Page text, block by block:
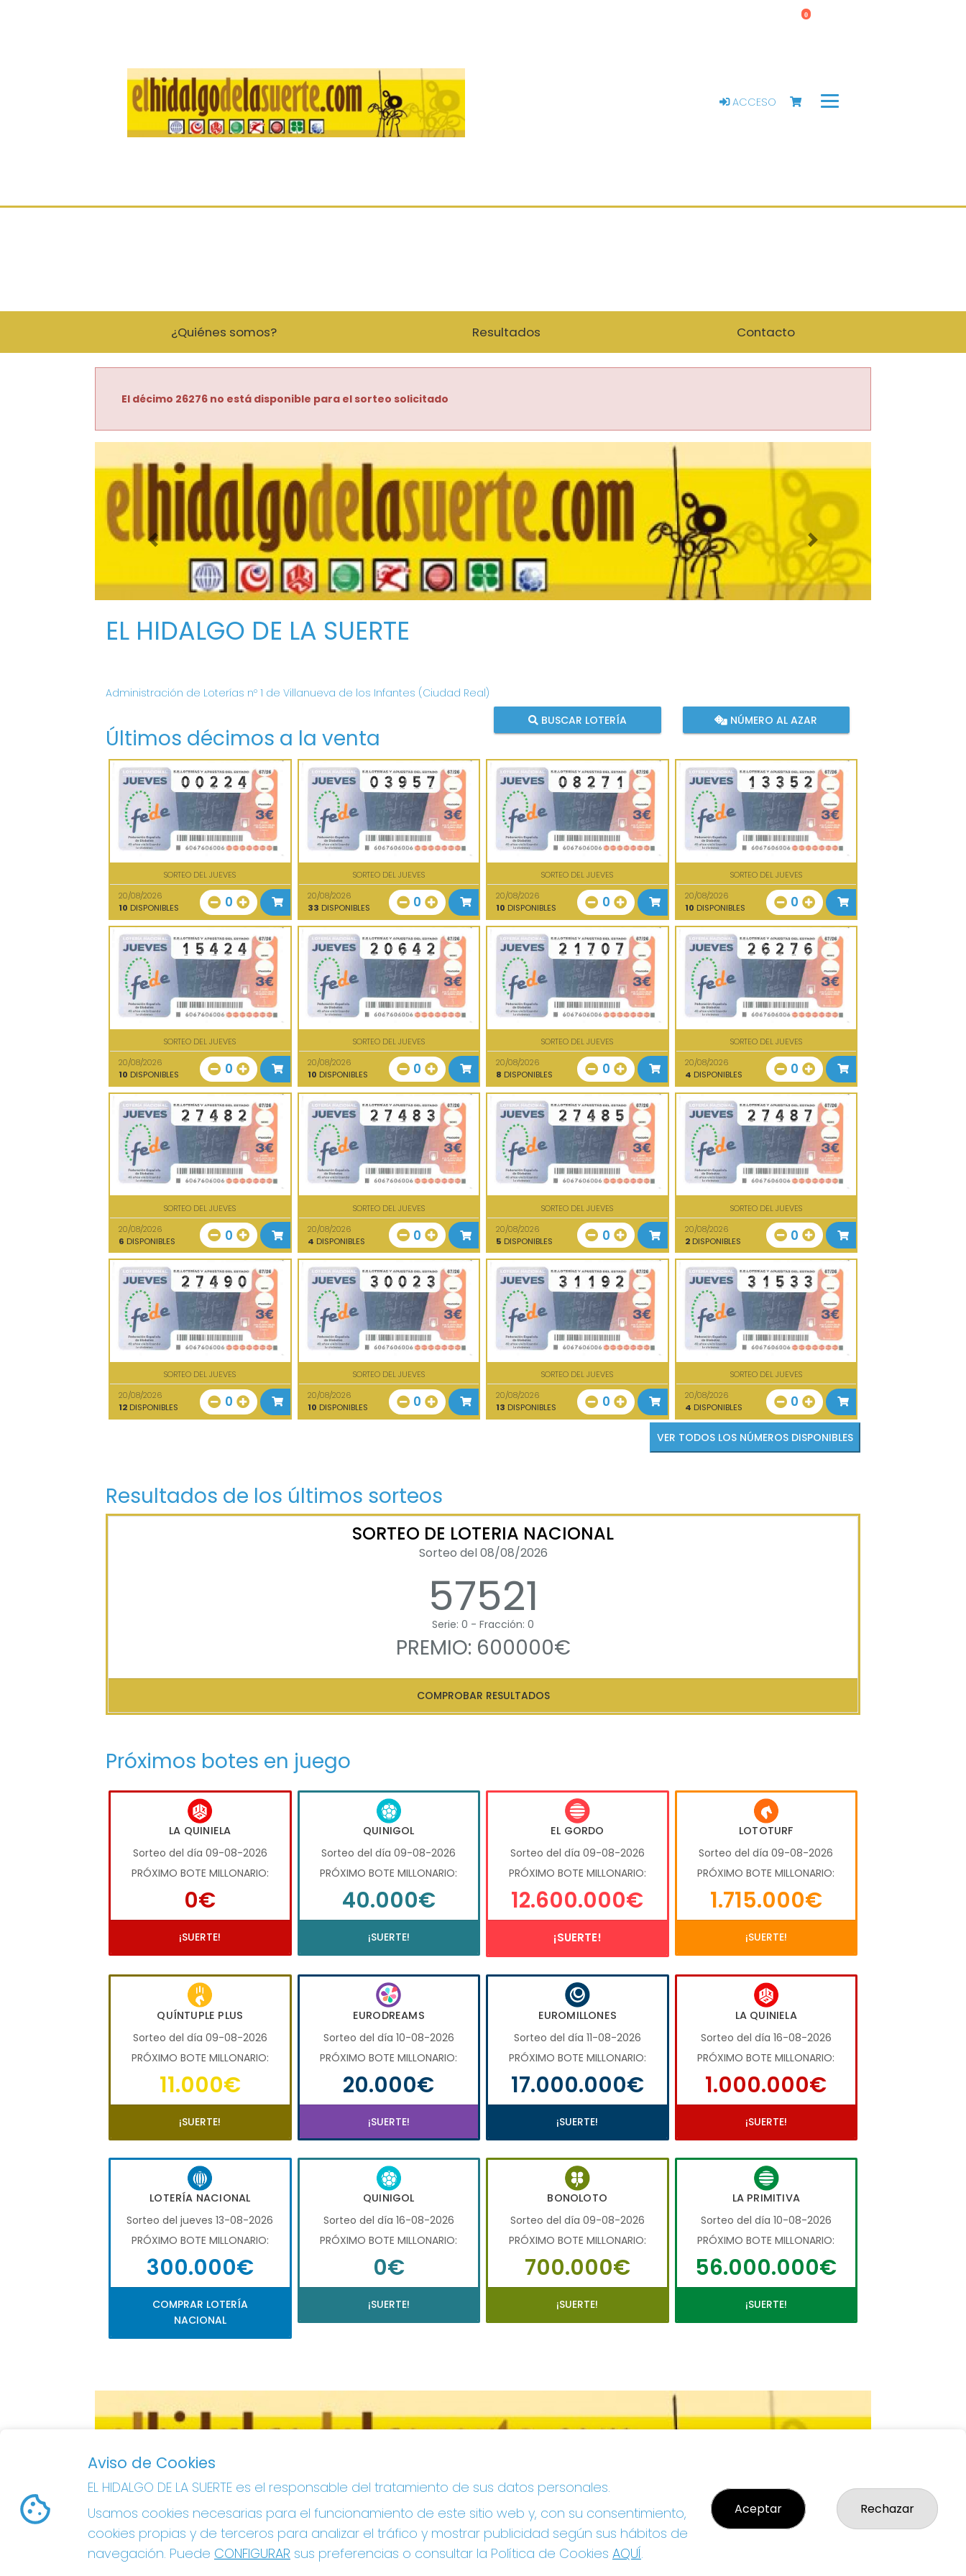
ACCESO
0
¿Quiénes somos? Resultados Contacto
El décimo 26276 no está disponible para el sorteo solicitado
Imagen anterior Imagen siguiente
EL HIDALGO DE LA SUERTE
Administración de Loterías nº 1 de Villanueva de los Infantes (Ciudad Real)
Últimos décimos a la venta
BUSCAR LOTERÍA NÚMERO AL AZAR
SORTEO DEL JUEVES
20/08/2026
10 DISPONIBLES 0
SORTEO DEL JUEVES
20/08/2026
33 DISPONIBLES 0
SORTEO DEL JUEVES
20/08/2026
10 DISPONIBLES 0
SORTEO DEL JUEVES
20/08/2026
10 DISPONIBLES 0
SORTEO DEL JUEVES
20/08/2026
10 DISPONIBLES 0
SORTEO DEL JUEVES
20/08/2026
10 DISPONIBLES 0
SORTEO DEL JUEVES
20/08/2026
8 DISPONIBLES 0
SORTEO DEL JUEVES
20/08/2026
4 DISPONIBLES 0
SORTEO DEL JUEVES
20/08/2026
6 DISPONIBLES 0
SORTEO DEL JUEVES
20/08/2026
4 DISPONIBLES 0
SORTEO DEL JUEVES
20/08/2026
5 DISPONIBLES 0
SORTEO DEL JUEVES
20/08/2026
2DISPONIBLES 0
SORTEO DEL JUEVES
20/08/2026
12 DISPONIBLES 0
SORTEO DEL JUEVES
20/08/2026
10 DISPONIBLES 0
SORTEO DEL JUEVES
20/08/2026
13 DISPONIBLES 0
SORTEO DEL JUEVES
20/08/2026
4 DISPONIBLES 0
VER TODOS LOS NÚMEROS DISPONIBLES
Resultados de los últimos sorteos
SORTEO DE LOTERIA NACIONAL
Sorteo del 08/08/2026
57521
Serie: 0 - Fracción: 0
PREMIO: 600000€
COMPROBAR RESULTADOS
Próximos botes en juego
LA QUINIELA
Sorteo del día 09-08-2026
PRÓXIMO BOTE MILLONARIO:
0€
¡SUERTE!
QUINIGOL
Sorteo del día 09-08-2026
PRÓXIMO BOTE MILLONARIO:
40.000€
¡SUERTE!
EL GORDO
Sorteo del día 09-08-2026
PRÓXIMO BOTE MILLONARIO:
12.600.000€
¡SUERTE!
LOTOTURF
Sorteo del día 09-08-2026
PRÓXIMO BOTE MILLONARIO:
1.715.000€
¡SUERTE!
QUÍNTUPLE PLUS
Sorteo del día 09-08-2026
PRÓXIMO BOTE MILLONARIO:
11.000€
¡SUERTE!
EURODREAMS
Sorteo del día 10-08-2026
PRÓXIMO BOTE MILLONARIO:
20.000€
¡SUERTE!
EUROMILLONES
Sorteo del día 11-08-2026
PRÓXIMO BOTE MILLONARIO:
17.000.000€
¡SUERTE!
LA QUINIELA
Sorteo del día 16-08-2026
PRÓXIMO BOTE MILLONARIO:
1.000.000€
¡SUERTE!
LOTERÍA NACIONAL
Sorteo del jueves 13-08-2026
PRÓXIMO BOTE MILLONARIO:
300.000€
COMPRAR LOTERÍA
NACIONAL
QUINIGOL
Sorteo del día 16-08-2026
PRÓXIMO BOTE MILLONARIO:
0€
¡SUERTE!
BONOLOTO
Sorteo del día 09-08-2026
PRÓXIMO BOTE MILLONARIO:
700.000€
¡SUERTE!
LA PRIMITIVA
Sorteo del día 10-08-2026
PRÓXIMO BOTE MILLONARIO:
56.000.000€
¡SUERTE!
Aviso de Cookies
EL HIDALGO DE LA SUERTE es el responsable del tratamiento de sus datos personales.
Usamos cookies necesarias para el funcionamiento de este sitio web y, con su consentimiento,
cookies propias y de terceros para analizar el tráfico y mostrar publicidad según sus hábitos de
navegación. Puede CONFIGURAR sus preferencias o consultar la Política de Cookies AQUÍ.
Aceptar Rechazar